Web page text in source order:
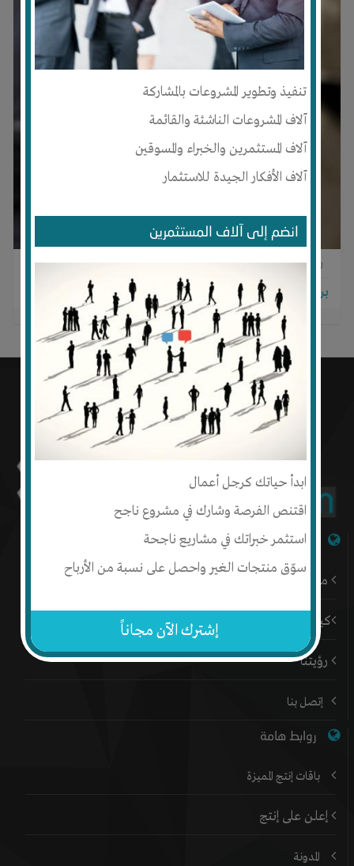
تنفيذ وتطوير المشروعات بالمشاركة
آلاف المشروعات الناشئة والقائمة
آلاف المستثمرين والخبراء والمسوقين
آلاف الأفكار الجيدة للاستثمار
انضم إلى آلاف المستثمرين
ابدأ حياتك كرجل أعمال
اقتنص الفرصة وشارك في مشروع ناجح
استثمر خبراتك في مشاريع ناجحة
سوّق منتجات الغير واحصل على نسبة من الأرباح
إشترك الآن مجاناً
0
0
0
برجاء تسجيل الدخول للتواصل!
شبكة إنتج
من نحن
كيف أبدأ
رؤيتنا
إتصل بنا
روابط هامة
باقات إنتج المميزة
إعلن على إنتج
المدونة